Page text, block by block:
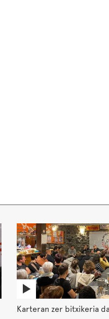
Karteran zer bitxikeria